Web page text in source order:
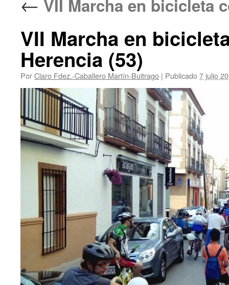
VII Marcha en bicicleta
VII Marcha en
Herencia (53)
PorClaro Fdez.-Caballero Martín-Buitrago | Publicado7 julio